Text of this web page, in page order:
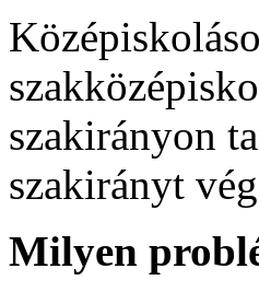
szakirányon
szakirányt
Milyen